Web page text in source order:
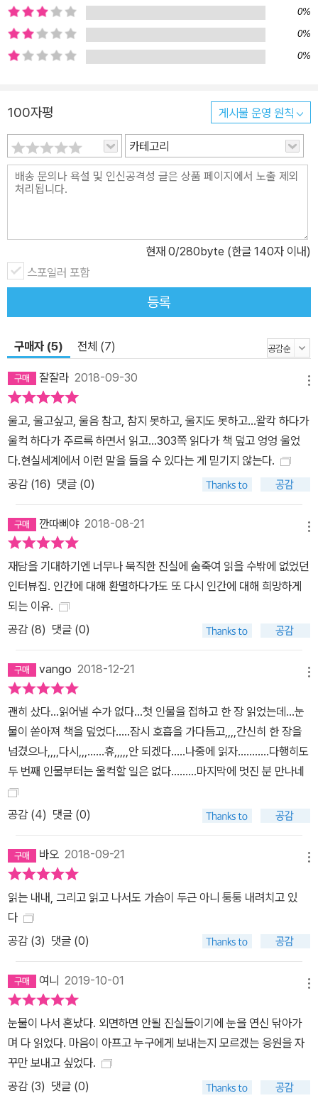
짝이던 순간』은 2013년부터 2018년 8월까지, 6년간 한겨레신문 토
요판에 ‘이진순의 열림’이라는 제목으로 인기리에 연재된 122개의 인
터뷰 가운데 가장 화제가 되었던 12편의 인터뷰를 묶은 책이다. 평범
한 “삶의 어느 길목에선가 자신의 가장 선량하고 아름다운 열망을 끄
기사가 될 때마다 큰 반향을 일으켰으며, 인터뷰 대상이 된 인물들도
세간의 큰 주목을 받았다. 대중의 뜨거운 관심이라는 너울이 지나간
후, 그들의 삶에는 어떤 변화가 생겼을까. 그들의 ‘반짝이던 순간’은
계속되고 있을까. 저자는 ‘이진순의 열림’을 통해 주목 받았던 인물 중
세심하게 12명을 고르고 추가 인터뷰를 진행하여, 지면에 미처 다 싣
가 자신의 가장 선량하고 아름다운 열망을 끄집어내 한순간 반짝 빛
을 더하는 사람들이 있어 세상은 망하지 않고 굴러간다. 세상을 밝히
는 건, 위대한 영웅들이 높이 치켜든 불멸의 횃불이 아니라 크리스마
스트리의 점멸등처럼 잠깐씩 켜지고 꺼지기를 반복하는 평범한 사람
상존하는 일상 속에서 최선을 다해 자신만의 광채를 발화하는, 평범
원고지 8000매로 기록한 진심들 이진순이 그간 인터뷰를 통해 만난
인물은 총 122명, 녹취록 분량만 원고지 8000매에 이른다. 일주일
간의 사전 자료 조사와 질문지 작성 그리고 이어지는 인터뷰, 그다음
일주일 동안 원고 구성을 비롯해 추가 자료 조사와 추가 인터뷰를 진
행하고 기사를 송고하는 일. 그 일을 이진순은 6년간 해왔다. 6년이
라는 긴 시간 동안 작업을 꾸준히 해올 수 있었던 건, 삶을 긍정하고
사랑하며 살고자 했던 이들의 이야기가 많은 이들에게 용기와 감동을
줄 것이라는 믿음 때문이었다. 또한 인터뷰가 어렵게 인터뷰에 나선
이들의 진심에 대한 기록이자 진심이 전해지는 작은 통로라는 믿음
때문이었다. 이진순의 인터뷰를 통해 관심을 받았던 이들은 김민기,
이국종, 채현국 그리고 고 김관홍 잠수사의 아내 김혜연과 노태강 등
헤아리기 어렵다. 인터뷰에 응하지 않았던 인물들도 이진순과의 인터
뷰를 통해 자신의 진심을 알렸다. ‘이진순은 자신의 짧은 글로는 삶과
이진순이 써내려간 글 행간의 날카로운 단면에서 진정성 있는 그녀의
목소리를 느꼈다. 나는 진실로 이진순이 진정성을 가지고 보낸 많은
시간들에 대해 감사한다.’(외과의사 이국종) ‘세상에 알려진 작가로서
의 ‘나’라는 객관성이 무엇인가를 배웠다. 그리고 까맣게 잊고 있었던
내 숨겨진 과오들이 드러나는 고통과 자책도 느낄 수 있었다.’(소설가
황석영) ‘발견당한 기분을 오래도록 음미하고 싶었다’(소설가 손아
겨 있다. 1부 ‘마음이 이끄는 길을 따라’에서는 세월호 민간잠수사인
센터장 이국종, 전 문체부 체육국장이자 현 문체부 제2차관 노태강
그리고 영화감독 임순례를 담았다. 이들은 그 투박한 진심과 업(業)
에 대한 단호함 하나로 자신의 길을 뚜벅뚜벅 걸어온 이들이다. 2부
‘상처의 자리를 끌어안다’에서는 대한민국 꼰대의 삶을, 베트남전 민
간인 피해자들의 이야기를, 성소수자들의 상처를, 그리고 90년대 운
동권 청년들의 이야기를 담았다. 최현숙 구술생애사 작가와 구수정
베트남 평화활동가, 성소수자부모 뽀미와 손아람 소설가의 인터뷰를
통해 상처의 자리를 보듬고 껴안아 한 발씩 나아가는 이들의 목소리
를 실었다. 인터뷰이들은 살며 활동하며 받았던 상처들을 고백하는
데 주저하지 않는다. 그 용기 있는 고백이 누군가에게 가닿아 또다른
희망을 틔울 것임을 알기 때문이다. 3부 ‘저항하고 거부하며 선택한
삶’에서는 세상에 몸으로 직접 맞선 사람들의 이야기를 담았다. 발달
0%
0%
0%
100자평 게시물 운영 원칙
카테고리
현재 0/280byte (한글 140자 이내)
스포일러 포함
등록
구매자 (5) 전체 (7)
잘잘라 2018-09-30
울고, 울고싶고, 울음 참고, 참지 못하고, 울지도 못하고...왈칵 하다가
울컥 하다가 주르륵 하면서 읽고...303쪽 읽다가 책 덮고 엉엉 울었
다.현실세계에서 이런 말을 들을 수 있다는 게 믿기지 않는다.
공감 (16) 댓글 (0)
깐따삐야2018-08-21
재담을 기대하기엔 너무나 묵직한 진실에 숨죽여 읽을 수밖에 없었던
인터뷰집. 인간에 대해 환멸하다가도 또 다시 인간에 대해 희망하게
되는 이유.
공감 (8) 댓글 (0)
vango 2018-12-21
괜히 샀다...읽어낼 수가 없다...첫 인물을 접하고 한 장 읽었는데...눈
물이 쏟아져 책을 덮었다.....잠시 호흡을 가다듬고,,,,간신히 한 장을
넘겼으나,,,,다시,,,......휴,,,,,안 되겠다.....나중에 읽자...........다행히도
두 번째 인물부터는 울컥할 일은 없다.........마지막에 멋진 분 만나네
공감 (4) 댓글 (0)
바오 2018-09-21
읽는 내내, 그리고 읽고 나서도 가슴이 두근 아니 퉁퉁 내려치고 있
다
공감 (3) 댓글 (0)
여니 2019-10-01
눈물이 나서 혼났다. 외면하면 안될 진실들이기에 눈을 연신 닦아가
며 다 읽었다. 마음이 아프고 누구에게 보내는지 모르겠는 응원을 자
꾸만 보내고 싶었다.
공감 (3) 댓글 (0)